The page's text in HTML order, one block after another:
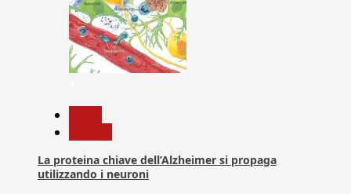
La proteina chiave dell’Alzheimer si propaga
utilizzando i neuroni